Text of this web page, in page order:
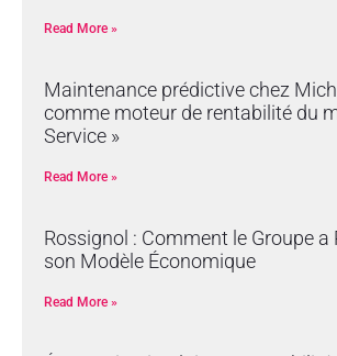
Read More »
Maintenance prédictive chez
comme moteur de rentabilité du
Service »
Read More »
Rossignol : Comment le Groupe a
son Modèle Économique
Read More »